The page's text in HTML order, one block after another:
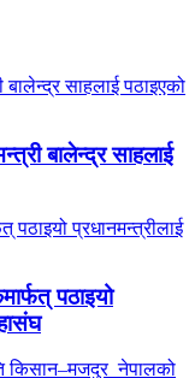
बालेन्द्र साहलाई
पठाइयो